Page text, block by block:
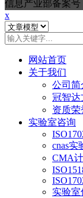
信息产业部备案号
x
网站首页
关于我们
公司简
冠智达
资质荣
实验室咨询
cnas实
CMA
实验室